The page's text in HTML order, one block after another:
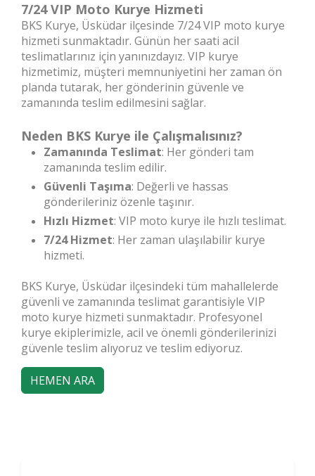
7/24 VIP Moto Kurye Hizmeti
BKS Kurye, Üsküdar ilçesinde 7/24 VIP moto kurye
hizmeti sunmaktadır. Günün her saati acil
teslimatlarınız için yanınızdayız. VIP kurye
hizmetimiz, müşteri memnuniyetini her zaman ön
planda tutarak, her gönderinin güvenle ve
zamanında teslim edilmesini sağlar.
Neden BKS Kurye ile Çalışmalısınız?
Zamanında Teslimat: Her gönderi tam
zamanında teslim edilir.
Güvenli Taşıma: Değerli ve hassas
gönderileriniz özenle taşınır.
Hızlı Hizmet: VIP moto kurye ile hızlı teslimat.
7/24 Hizmet: Her zaman ulaşılabilir kurye
hizmeti.
BKS Kurye, Üsküdar ilçesindeki tüm mahallelerde
güvenli ve zamanında teslimat garantisiyle VIP
moto kurye hizmeti sunmaktadır. Profesyonel
kurye ekiplerimizle, acil ve önemli gönderilerinizi
güvenle teslim alıyoruz ve teslim ediyoruz.
HEMEN ARA